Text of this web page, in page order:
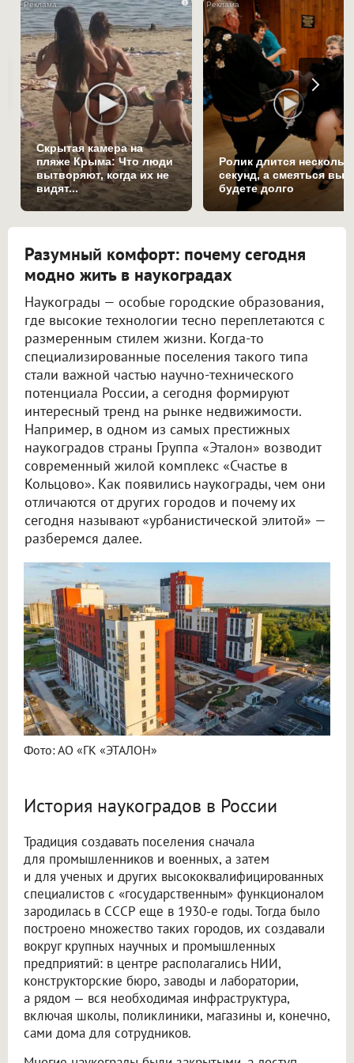
i
Скрытая камера на
пляже Крыма: Что люди
вытворяют, когда их не
видят...
Ролик длится
секунд, а смеяться вы
будете долго
Разумный комфорт: почему сегодня
модно жить в наукоградах
Наукограды — особые городские образования,
где высокие технологии тесно переплетаются с
размеренным стилем жизни. Когда-то
специализированные поселения такого типа
стали важной частью научно-технического
потенциала России, а сегодня формируют
интересный тренд на рынке недвижимости.
Например, в одном из самых престижных
наукоградов страны Группа «Эталон» возводит
современный жилой комплекс «Счастье в
Кольцово». Как появились наукограды, чем они
отличаются от других городов и почему их
сегодня называют «урбанистической элитой» —
разберемся далее.
Фото: АО «ГК «ЭТАЛОН»
История наукоградов в России
Традиция создавать поселения сначала
для промышленников и военных, а затем
и для ученых и других высококвалифицированных
специалистов с «государственным» функционалом
зародилась в СССР еще в 1930-е годы. Тогда было
построено множество таких городов, их создавали
вокруг крупных научных и промышленных
предприятий: в центре располагались НИИ,
конструкторские бюро, заводы и лаборатории,
а рядом — вся необходимая инфраструктура,
включая школы, поликлиники, магазины и, конечно,
сами дома для сотрудников.